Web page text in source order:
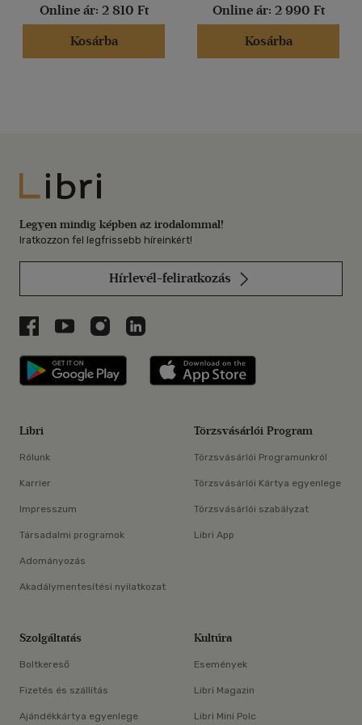
Online ár: 2 810 Ft
Kosárba
Online ár: 2 990 Ft
Kosárba
Libri
Legyen mindig képben az irodalommal!
Iratkozzon fel legfrissebb híreinkért!
Hírlevél-feliratkozás
Libri a Facebookon
Libri a Youtube-on
Libri az Instagramon
Libri a LinkedInen
Libri applikáció Szerezd meg: Google
Libri
Rólunk
Karrier
Impresszum
Társadalmi programok
Adományozás
Akadálymentesítési nyilatkozat
Törzsvásárlói Program
Törzsvásárlói Programunkról
Törzsvásárlói Kártya egyenlege
Törzsvásárlói szabályzat
Libri App
Szolgáltatás
Boltkereső
Fizetés és szállítás
Ajándékkártya egyenlege
Kultúra
Események
Libri Magazin
Libri Mini Polc